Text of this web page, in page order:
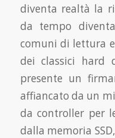
diventa realtà la
da tempo
comuni di lettura
dei classici hard
presente un
affiancato da un
da controller per
dalla memoria